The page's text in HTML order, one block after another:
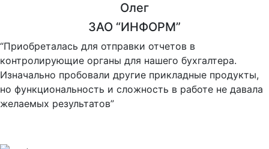
Олег
ЗАО “ИНФОРМ”
“Приобреталась для отправки отчетов в
контролирующие органы для нашего бухгалтера.
Изначально пробовали другие прикладные продукты,
но функциональность и сложность в работе не давала
желаемых результатов”